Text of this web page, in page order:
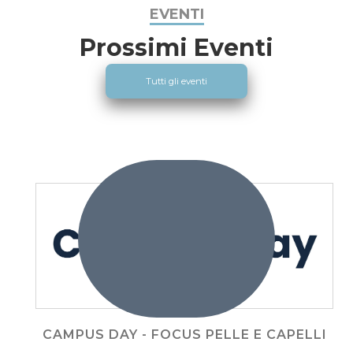
EVENTI
Prossimi Eventi
Tutti gli eventi
CAMPUS DAY - FOCUS PELLE E CAPELLI